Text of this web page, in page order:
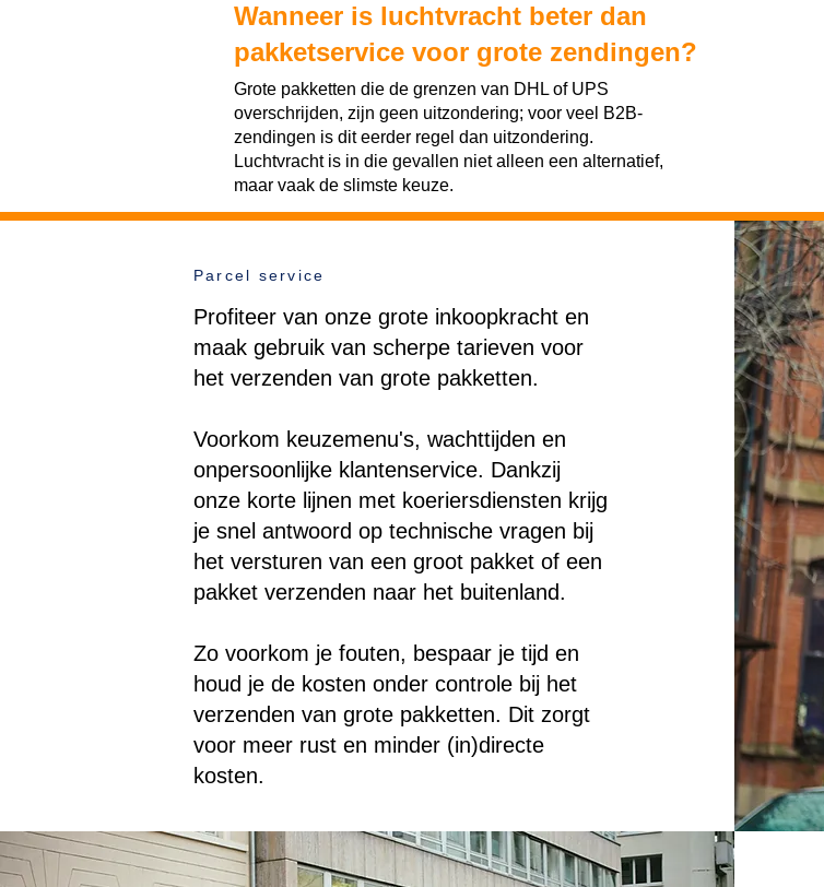
Wanneer is luchtvracht beter dan
pakketservice voor grote zendingen?
Grote pakketten die de grenzen van DHL of UPS
overschrijden, zijn geen uitzondering; voor veel B2B-
zendingen is dit eerder regel dan uitzondering.
Luchtvracht is in die gevallen niet alleen een alternatief,
maar vaak de slimste keuze.
Parcel service
Profiteer van onze grote inkoopkracht en
maak gebruik van scherpe tarieven voor
het verzenden van grote pakketten.
Voorkom keuzemenu's, wachttijden en
onpersoonlijke klantenservice. Dankzij
onze korte lijnen met koeriersdiensten krijg
je snel antwoord op technische vragen bij
het versturen van een groot pakket of een
pakket verzenden naar het buitenland.
Zo voorkom je fouten, bespaar je tijd en
houd je de kosten onder controle bij het
verzenden van grote pakketten. Dit zorgt
voor meer rust en minder (in)directe
kosten.